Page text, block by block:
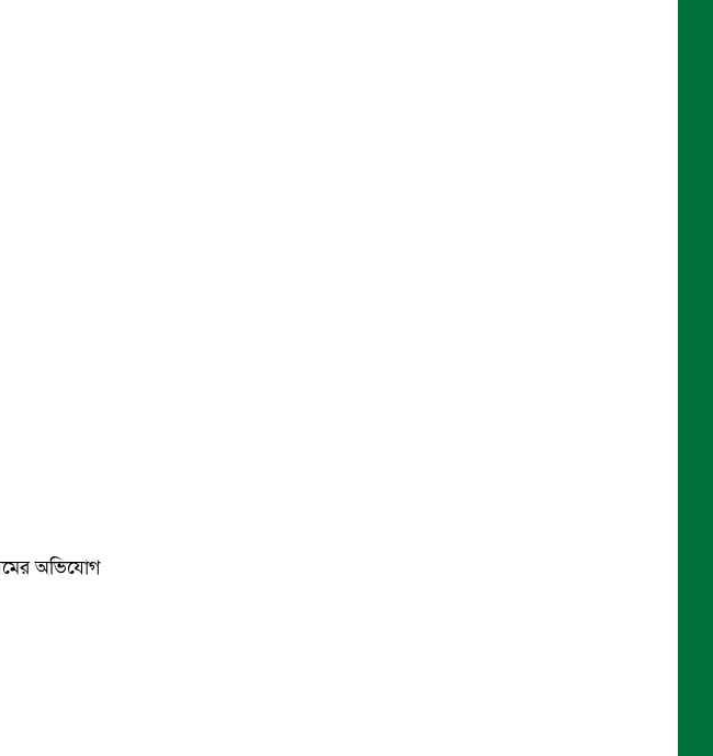
অভিযোগ